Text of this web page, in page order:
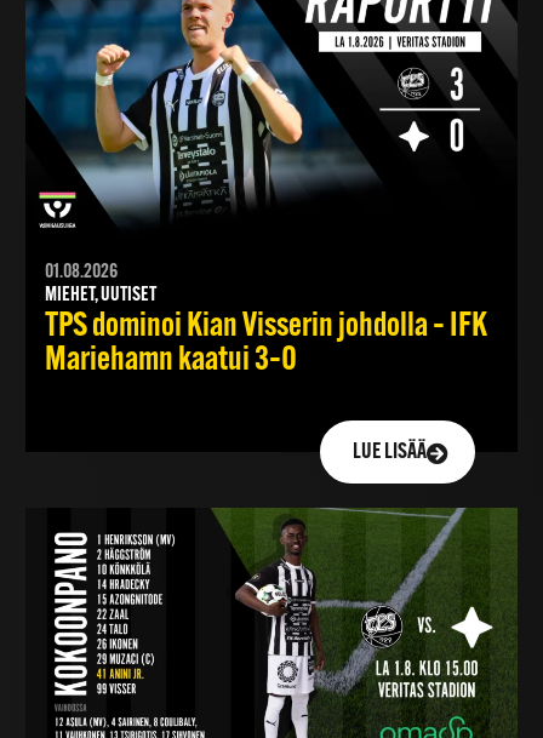
01.08.2026
MIEHET, UUTISET
TPS dominoi Kian Visserin johdolla – IFK
Mariehamn kaatui 3–0
LUE LISÄÄ